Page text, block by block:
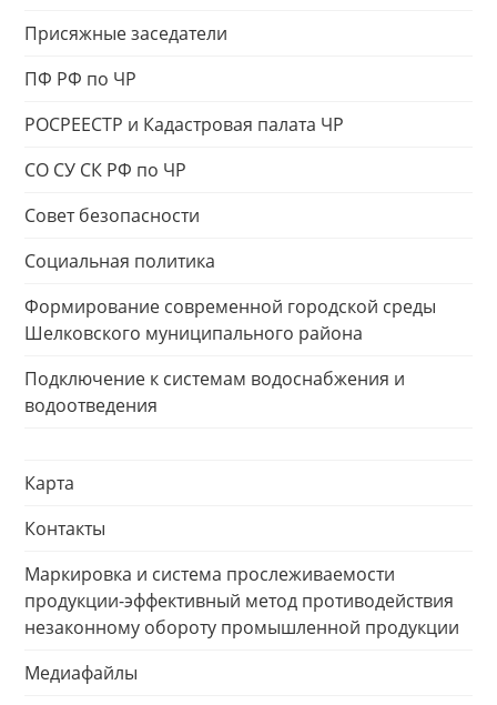
Присяжные заседатели
ПФ РФ по ЧР
РОСРЕЕСТР и Кадастровая палата ЧР
СО СУ СК РФ по ЧР
Совет безопасности
Социальная политика
Формирование современной городской среды
Шелковского муниципального района
Подключение к системам водоснабжения и
водоотведения
Карта
Контакты
Маркировка и система прослеживаемости
продукции-эффективный метод противодействия
незаконному обороту промышленной продукции
Медиафайлы